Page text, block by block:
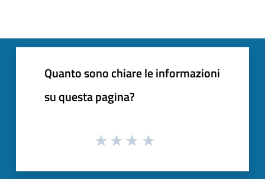
Quanto sono chiare le informazioni
su questa pagina?